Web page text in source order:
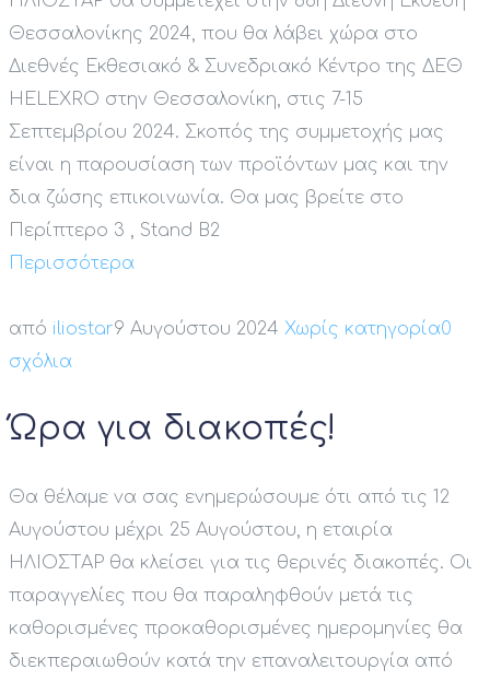
Θεσσαλονίκης 2024, που θα λάβει χώρα στο
Διεθνές Εκθεσιακό & Συνεδριακό Κέντρο της ΔΕΘ
HELEXRO στην Θεσσαλονίκη, στις 7-15
Σεπτεμβρίου 2024. Σκοπός της συμμετοχής μας
είναι η παρουσίαση των προϊόντων μας και την
δια ζώσης επικοινωνία. Θα μας βρείτε στο
Περίπτερο 3 , Stand B2
Περισσότερα
από iliostar9 Αυγούστου 2024 Χωρίς κατηγορία0
σχόλια
Ώρα για διακοπές!
Θα θέλαμε να σας ενημερώσουμε ότι από τις 12
Αυγούστου μέχρι 25 Αυγούστου, η εταιρία
ΗΛΙΟΣΤΑΡ θα κλείσει για τις θερινές διακοπές. Οι
παραγγελίες που θα παραληφθούν μετά τις
καθορισμένες προκαθορισμένες ημερομηνίες θα
διεκπεραιωθούν κατά την επαναλειτουργία από